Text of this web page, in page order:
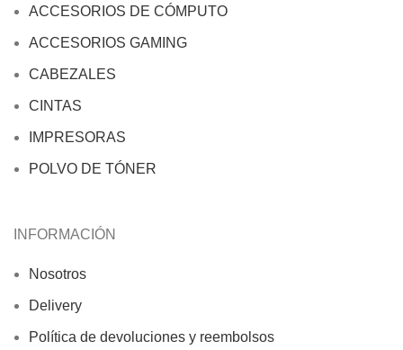
ACCESORIOS DE CÓMPUTO
ACCESORIOS GAMING
CABEZALES
CINTAS
IMPRESORAS
POLVO DE TÓNER
INFORMACIÓN
Nosotros
Delivery
Política de devoluciones y reembolsos